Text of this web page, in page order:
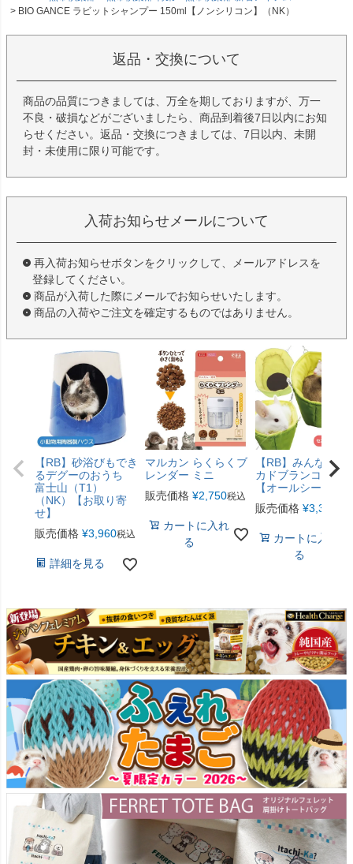
BIO GANCE ラビットシャンプー 150ml【ノンシリコン】（NK）
返品・交換について
商品の品質につきましては、万全を期しておりますが、万一
不良・破損などがございましたら、商品到着後7日以内にお知
らせください。返品・交換につきましては、7日以内、未開
封・未使用に限り可能です。
入荷お知らせメールについて
再入荷お知らせボタンをクリックして、メールアドレスを
登録してください。
商品が入荷した際にメールでお知らせいたします。
商品の入荷やご注文を確定するものではありません。
【RB】砂浴びもでき
るデグーのおうち
富士山（T1）
（NK）【お取り寄
せ】
販売価格 ¥3,960税込
詳細を見る
マルカン らくらくブ
レンダー ミニ
販売価格 ¥2,750税込
カートに入れ
る
【RB】みんなのア
カドブランコ（F2
【オールシーズン
販売価格 ¥3,300
カートに入れ
る